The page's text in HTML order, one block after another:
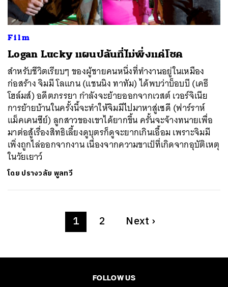
Film
Logan Lucky แผนปล้นที่ไม่พึ่งแค่โชค
สำหรับชีวิตเรียบๆ ของผู้ชายคนหนึ่งที่ทำงานอยู่ในเหมือง
ก่อสร้าง จิมมี โลแกน (แชนนิง ทาทัม) ได้พบว่าบ็อบบี (เคธี
โฮล์มส์) อดีตภรรยา กำลังจะย้ายออกจากเวสต์ เวอร์จิเนีย
การย้ายบ้านในครั้งนี้จะทำให้จิมมีไปมาหาสู่เซดี (ฟาร์ราห์
แม็คเคนซีย์) ลูกสาวของเขาได้ยากขึ้น ครั้นจะจ้างทนายเพื่อ
มาต่อสู้เรื่องสิทธิเลี้ยงดูบุตรก็ดูจะยากเกินเอื้อม เพราะจิมมี
เพิ่งถูกไล่ออกจากงาน เนื่องจากความขาเป๋ที่เกิดจากอุบัติเหตุ
ในวัยเยาว์
โดย ปรางวลัย พูลทวี
1 2 Next ›
FOLLOW US